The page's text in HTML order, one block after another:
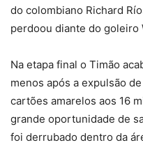
do colombiano Richard
perdoou diante do goleiro
Na etapa final o Timão
menos após a expulsão
cartões amarelos aos 16
grande oportunidade de
foi derrubado dentro da